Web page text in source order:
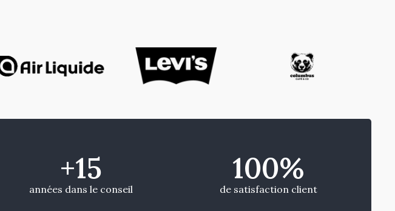
années dans le conseil
+15
de satisfaction client
100%